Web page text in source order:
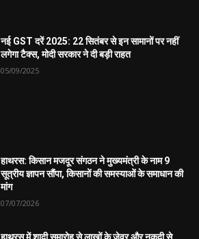
नई GST दरें 2025: 22 सितंबर से इन सामानों पर नहीं
लगेगा टैक्स, मोदी सरकार ने दी बड़ी राहत
05/09/2025
हाथरस: किसान मजदूर संगठन ने मुख्यमंत्री के नाम 9
सूत्रीय ज्ञापन सौंपा, किसानों की समस्याओं के समाधान की
मांग
07/07/2026